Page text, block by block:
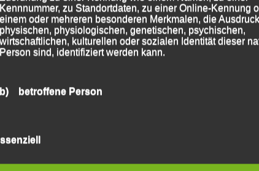
Kennnummer, zu Standortdaten, zu einer Online-Kennung
einem oder mehreren besonderen Merkmalen, die
physischen, physiologischen, genetischen, psychischen,
wirtschaftlichen, kulturellen oder sozialen Identität dieser
Person sind, identifiziert werden kann.
b) betroffene Person
Verarbeitung Verantwortlichen verarbeitet werden.